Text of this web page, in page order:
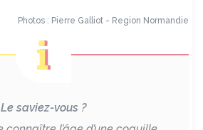
Photos : Pierre Galliot - Region Normandie
Le saviez-vous ?